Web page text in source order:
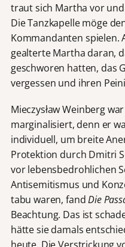
traut sich Martha vor
Die Tanzkapelle möge
Kommandanten spielen.
gealterte Martha daran,
geschworen hatten, das
vergessen und ihren
Mieczysław Weinberg
marginalisiert, denn er
individuell, um breite
Protektion durch Dmitri
vor lebensbedrohlichen
Antisemitismus und
tabu waren, fandDie
Beachtung. Das ist
hätte sie damals